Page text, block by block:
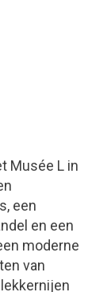
Musée L in
een
en een
moderne
van